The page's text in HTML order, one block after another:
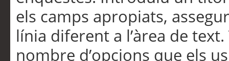
els camps apropiats,
línia diferent a l’àrea de
nombre d’opcions que els